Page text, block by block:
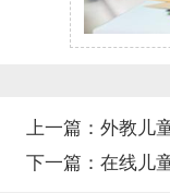
上一篇：
下一篇：